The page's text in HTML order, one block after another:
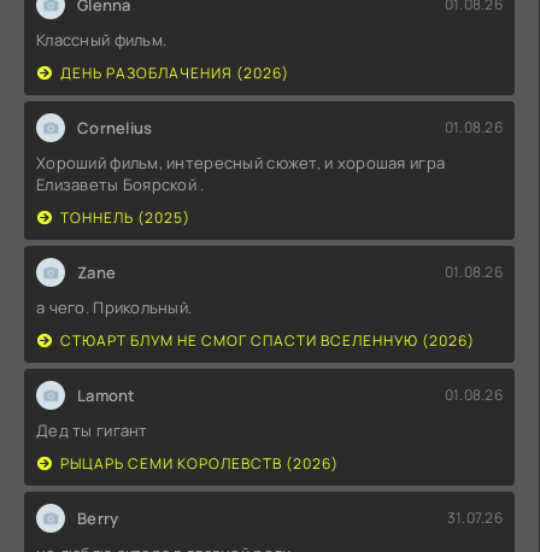
Glenna 01.08.26
Классный фильм.
ДЕНЬ РАЗОБЛАЧЕНИЯ (2026)
Cornelius 01.08.26
Хороший фильм, интересный сюжет, и хорошая игра
Елизаветы Боярской .
ТОННЕЛЬ (2025)
Zane 01.08.26
а чего. Прикольный.
СТЮАРТ БЛУМ НЕ СМОГ СПАСТИ ВСЕЛЕННУЮ (2026)
Lamont 01.08.26
Дед ты гигант
РЫЦАРЬ СЕМИ КОРОЛЕВСТВ (2026)
Berry 31.07.26